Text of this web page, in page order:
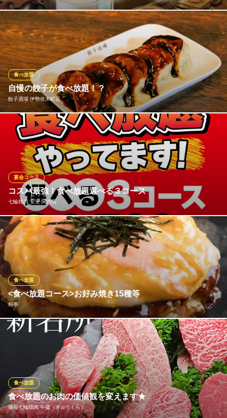
厳選焼肉を2H食べ放題
横浜市営地下鉄伊勢佐木長者町駅 徒歩5分
神奈川県横浜市中区伊勢佐木町2-78 スミビル2F
お得な食べ放題プランは2,838円(税込)～！ご予算や用途で3種か
らお選びいただけます。プラス1,430円(税込)で飲み放題付にも変
更可◎少人数から大人数までのご宴会が可能です！ 飲み放題・歓
迎会・送迎会・女子会・飲み会・同窓会・ファミリーなど様々な
シーンでお得に炭火焼肉宴会をお楽しみください！
七輪焼肉 安安 伊勢佐木町店
炭火使用の低価格焼肉店
京急本線黄金町駅 徒歩3分
神奈川県横浜市中区伊勢佐木町5-129-2
自慢の餃子が食べ放題！？
餃子酒場 伊勢佐木町店
食べ放題
自慢の手作り『餃子』を食べ放題でお楽しみいただけるコースを
ご用意しました！飲み放題付で「2時間3,300円」と「3時間4,300
円」の2種類のコースからお選びください。絶品餃子は「焼き/蒸
し/水(茹で)」から選び放題なので、何度食べても飽きません◎お
つまみメニューも楽しめる、当店大人気のコースです♪
餃子酒場 伊勢佐木町店
餃子の美味しい居酒屋
横浜市営地下鉄伊勢佐木長者町駅 徒歩4分
神奈川県横浜市中区長者町7-112 伊勢佐木町センタービル2F
コスパ最強！食べ放題選べる３コース
七輪焼肉 安安 関内店
宴会コース
安安の食べ放題コースは、バラエティに富んだメニューをお楽し
みいただけます。おすすめの「安安カルビ」やロースはもちろ
ん、新鮮なホルモンや鶏肉、さらには海鮮類まで幅広くご提供！
肉好きな方も、魚介類を好む方もご満足いただけます。七輪で焼
くことで素材の旨味が最大限に引き出され、一口食べるごとに幸
福に！
七輪焼肉 安安 関内店
炭火使用の低価格焼肉店
ＪＲ根岸線関内駅 徒歩2分
神奈川県横浜市中区不老町1-1-11 関内南口ビル2F
<食べ放題コース>お好み焼き15種等
粉亭
食べ放題
「粉亭」では、お好み焼き15種･もんじゃ焼き11種･たこ焼き3種･
富士宮やきそばの食べ放題をご用意しております。女子会･友人と
のお食事･デートに最適なコースとなっております。ご利用シーン
に合わせて最適なコース・空間でお楽しみください。
粉亭
もんじゃ焼・お好み焼き
京浜急行線黄金町駅 徒歩1分
食べ放題のお肉の価値観を変えます★
備長七輪焼肉 牛蔵（ぎゅうくら）
食べ放題